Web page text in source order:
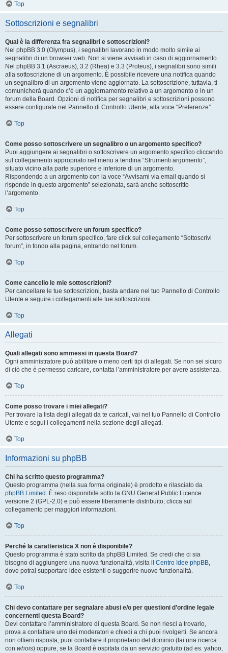
Top
Sottoscrizioni e segnalibri
Qual è la differenza fra segnalibri e sottoscrizioni?
Nel phpBB 3.0 (Olympus), i segnalibri lavorano in modo molto simile ai
segnalibri di un browser web. Non si viene avvisati in caso di aggiornamento.
Nel phpBB 3.1 (Ascraeus), 3.2 (Rhea) e 3.3 (Proteus), i segnalibri sono simili
alla sottoscrizione di un argomento. È possibile ricevere una notifica quando
un segnalibro di un argomento viene aggiornato. La sottoscrizione, tuttavia, ti
comunicherà quando c’è un aggiornamento relativo a un argomento o in un
forum della Board. Opzioni di notifica per segnalibri e sottoscrizioni possono
essere configurate nel Pannello di Controllo Utente, alla voce “Preferenze”.
Top
Come posso sottoscrivere un segnalibro o un argomento specifico?
Puoi aggiungere ai segnalibri o sottoscrivere un argomento specifico cliccando
sul collegamento appropriato nel menu a tendina “Strumenti argomento”,
situato vicino alla parte superiore e inferiore di un argomento.
Rispondendo a un argomento con la voce “Avvisami via email quando si
risponde in questo argomento” selezionata, sarà anche sottoscritto
l’argomento.
Top
Come posso sottoscrivere un forum specifico?
Per sottoscrivere un forum specifico, fare click sul collegamento “Sottoscrivi
forum”, in fondo alla pagina, entrando nel forum.
Top
Come cancello le mie sottoscrizioni?
Per cancellare le tue sottoscrizioni, basta andare nel tuo Pannello di Controllo
Utente e seguire i collegamenti alle tue sottoscrizioni.
Top
Allegati
Quali allegati sono ammessi in questa Board?
Ogni amministratore può abilitare o meno certi tipi di allegati. Se non sei sicuro
di ciò che è permesso caricare, contatta l’amministratore per avere assistenza.
Top
Come posso trovare i miei allegati?
Per trovare la lista degli allegati da te caricati, vai nel tuo Pannello di Controllo
Utente e segui i collegamenti nella sezione degli allegati.
Top
Informazioni su phpBB
Chi ha scritto questo programma?
Questo programma (nella sua forma originale) è prodotto e rilasciato da
phpBB Limited . È reso disponibile sotto la GNU General Public Licence
versione 2 (GPL-2.0) e può essere liberamente distribuito; clicca sul
collegamento per maggiori informazioni.
Top
Perché la caratteristica X non è disponibile?
Questo programma è stato scritto da phpBB Limited. Se credi che ci sia
bisogno di aggiungere una nuova funzionalità, visita il Centro Idee phpBB,
dove potrai supportare idee esistenti o suggerire nuove funzionalità.
Top
Chi devo contattare per segnalare abusi e/o per questioni d’ordine legale
concernenti questa Board?
Devi contattare l’amministratore di questa Board. Se non riesci a trovarlo,
prova a contattare uno dei moderatori e chiedi a chi puoi rivolgerti. Se ancora
non ottieni risposta, puoi contattare il proprietario del dominio (fai una ricerca
con whois) oppure, se la Board è ospitata da un servizio gratuito (ad es. yahoo,